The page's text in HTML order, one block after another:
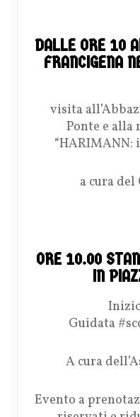
DALLE ORE 10
FRANCIGENA
visita
Ponte e alla
a cura del
ORE 10.00
IN
Guidata
A cura
Evento a